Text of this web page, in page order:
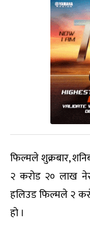
फिल्मले शुक्रबार,
२ करोड २० लाख
हलिउड फिल्मले २
हो ।